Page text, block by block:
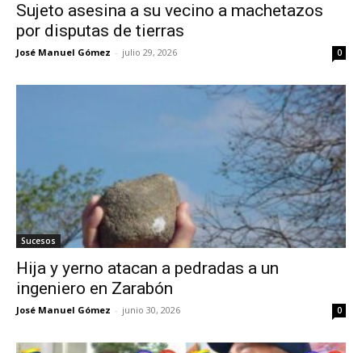
Sujeto asesina a su vecino a machetazos
por disputas de tierras
José Manuel Gómez - julio 29, 2026 0
Sucesos
Hija y yerno atacan a pedradas a un
ingeniero en Zarabón
José Manuel Gómez - junio 30, 2026 0